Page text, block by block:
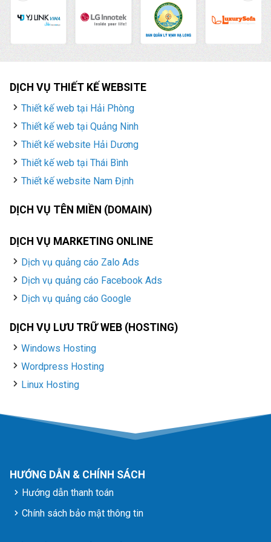
DỊCH VỤ THIẾT KẾ WEBSITE
Thiết kế web tại Hải Phòng
Thiết kế web tại Quảng Ninh
Thiết kế website Hải Dương
Thiết kế web tại Thái Bình
Thiết kế website Nam Định
DỊCH VỤ TÊN MIỀN (DOMAIN)
DỊCH VỤ MARKETING ONLINE
Dịch vụ quảng cáo Zalo Ads
Dịch vụ quảng cáo Facebook Ads
Dịch vụ quảng cáo Google
DỊCH VỤ LƯU TRỮ WEB (HOSTING)
Windows Hosting
Wordpress Hosting
Linux Hosting
HƯỚNG DẪN & CHÍNH SÁCH
Hướng dẫn thanh toán
Chính sách bảo mật thông tin